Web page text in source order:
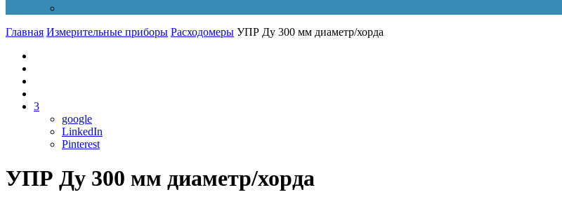
Главная Измерительные приборы Расходомеры УПР Ду 300 мм диаметр/хорда
3
google
LinkedIn
Pinterest
УПР Ду 300 мм диаметр/хорда